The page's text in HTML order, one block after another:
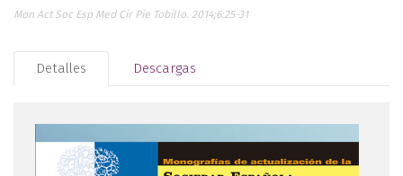
Mon Act Soc Esp Med Cir Pie Tobillo. 2014;6:25-31
Detalles Descargas